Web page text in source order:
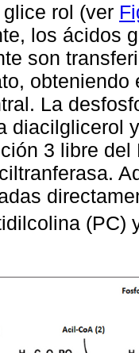
rol (ver
los ácidos
son
La
diacilglicerol
3 libre
(PC)